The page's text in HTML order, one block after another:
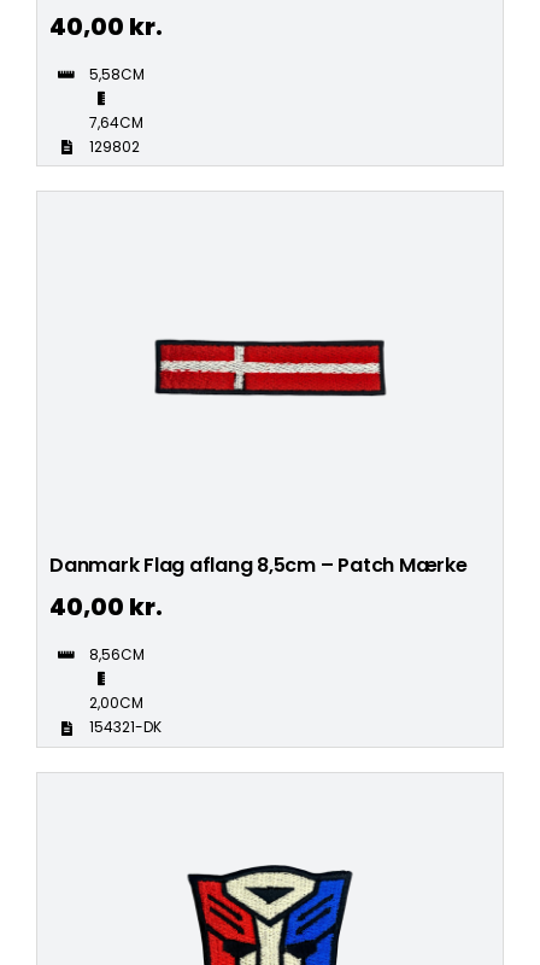
40,00 kr.
5,58CM
7,64CM
129802
Danmark Flag aflang 8,5cm – Patch Mærke
40,00 kr.
8,56CM
2,00CM
154321-DK